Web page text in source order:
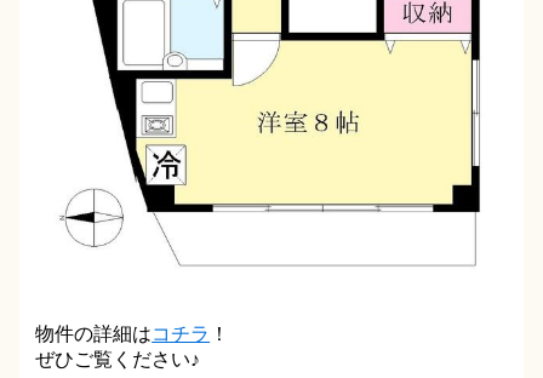
物件の詳細はコチラ ！
ぜひご覧ください♪